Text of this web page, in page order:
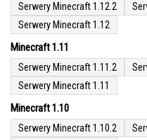
Serwery Minecraft 1.12.2
Serwery Minecraft 1.12
Minecraft 1.11
Serwery Minecraft 1.11.2
Serwery Minecraft 1.11
Minecraft 1.10
Serwery Minecraft 1.10.2